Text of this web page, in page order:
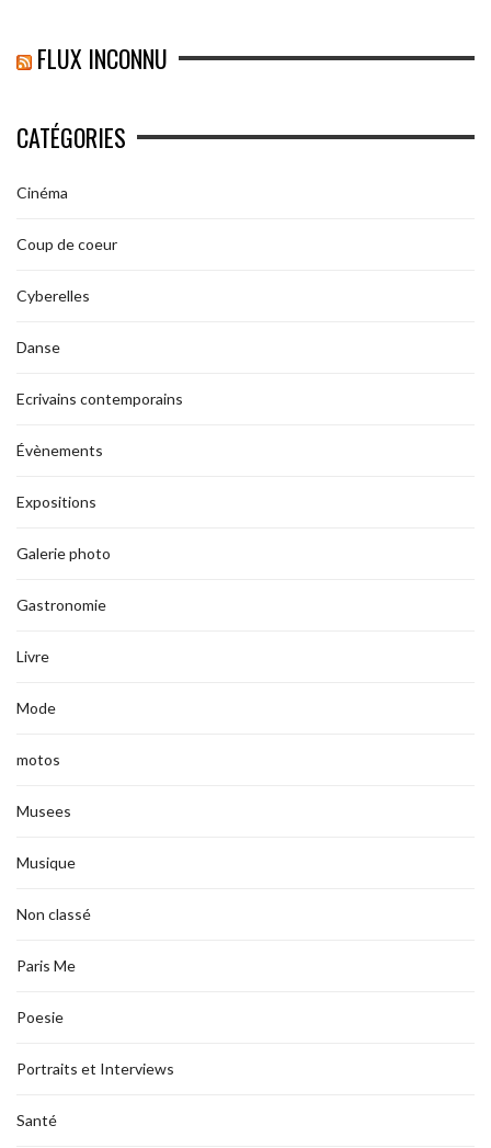
FLUX INCONNU
CATÉGORIES
Cinéma
Coup de coeur
Cyberelles
Danse
Ecrivains contemporains
Évènements
Expositions
Galerie photo
Gastronomie
Livre
Mode
motos
Musees
Musique
Non classé
Paris Me
Poesie
Portraits et Interviews
Santé